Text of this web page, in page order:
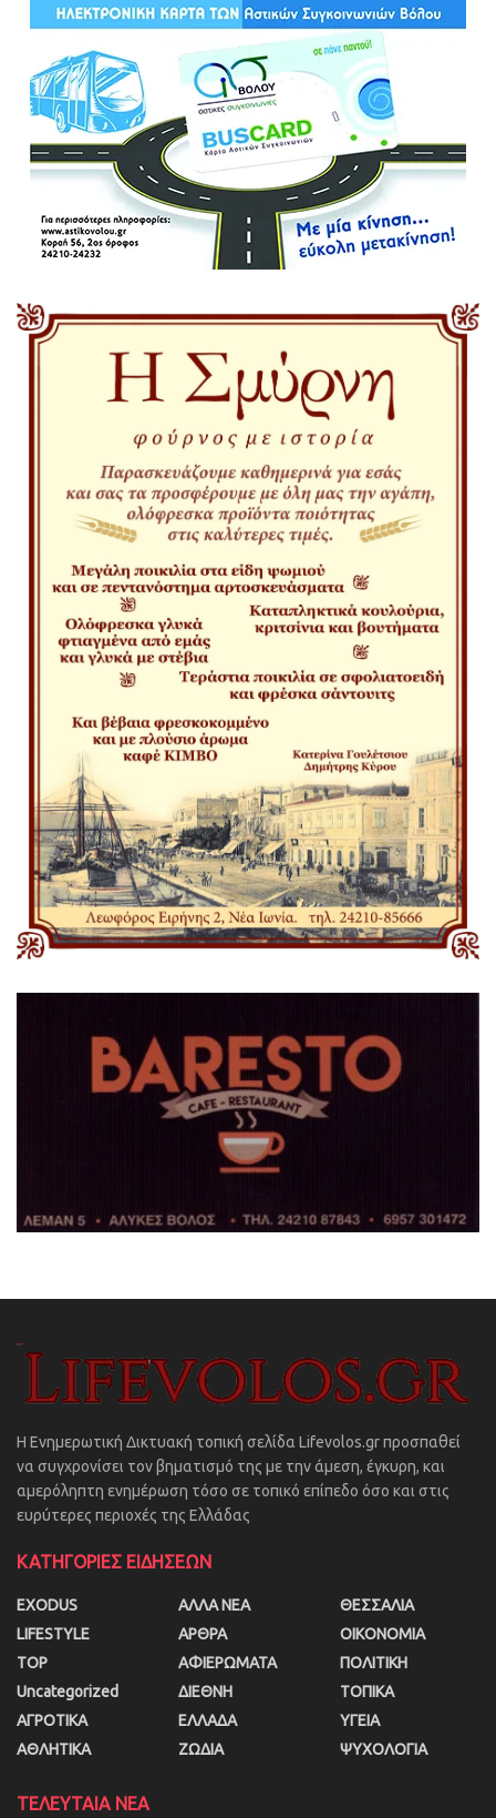
Η Ενημερωτική Δικτυακή τοπική σελίδα Lifevolos.gr προσπαθεί
να συγχρονίσει τον βηματισμό της με την άμεση, έγκυρη, και
αμερόληπτη ενημέρωση τόσο σε τοπικό επίπεδο όσο και στις
ευρύτερες περιοχές της Ελλάδας
ΚΑΤΗΓΟΡΙΕΣ ΕΙΔΗΣΕΩΝ
EXODUS
LIFESTYLE
TOP
Uncategorized
ΑΓΡΟΤΙΚΑ
ΑΘΛΗΤΙΚΑ
ΑΛΛΑ ΝΕΑ
ΑΡΘΡΑ
ΑΦΙΕΡΩΜΑΤΑ
ΔΙΕΘΝΗ
ΕΛΛΑΔΑ
ΖΩΔΙΑ
ΘΕΣΣΑΛΙΑ
ΟΙΚΟΝΟΜΙΑ
ΠΟΛΙΤΙΚΗ
ΤΟΠΙΚΑ
ΥΓΕΙΑ
ΨΥΧΟΛΟΓΙΑ
ΤΕΛΕΥΤΑΙΑ ΝΕΑ